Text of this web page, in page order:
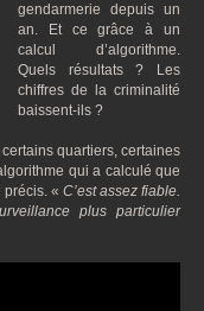
gendarmerie depuis un
an. Et ce grâce à un
calcul d’algorithme.
Quels résultats ? Les
chiffres de la criminalité
baissent-ils ?
quartiers, certaines
qui a calculé que
« C’est assez fiable.
plus particulier